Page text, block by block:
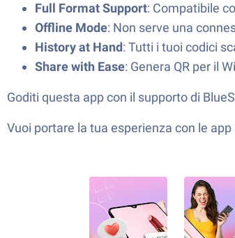
Full Format Support: Compatibile
Offline Mode: Non serve una
History at Hand: Tutti i tuoi codici
Share with Ease: Genera QR per il
Goditi questa app con il supporto di
Vuoi portare la tua esperienza con le